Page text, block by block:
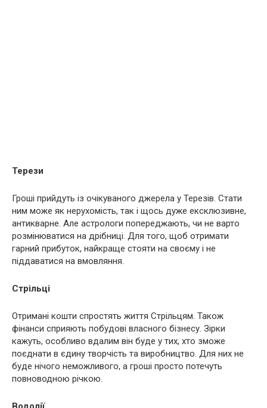
Терези
Гроші прийдуть із очікуваного джерела у Терезів. Стати
ним може як нерухомість, так і щось дуже ексклюзивне,
антикварне. Але астрологи попереджають, чи не варто
розмінюватися на дрібниці. Для того, щоб отримати
гарний прибуток, найкраще стояти на своєму і не
піддаватися на вмовляння.
Стрільці
Отримані кошти спростять життя Стрільцям. Також
фінанси сприяють побудові власного бізнесу. Зірки
кажуть, особливо вдалим він буде у тих, хто зможе
поєднати в єдину творчість та виробництво. Для них не
буде нічого неможливого, а гроші просто потечуть
повноводною річкою.